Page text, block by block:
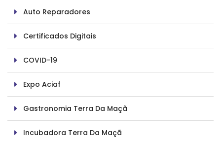
Auto Reparadores
Certificados Digitais
COVID-19
Expo Aciaf
Gastronomia Terra Da Maçã
Incubadora Terra Da Maçã